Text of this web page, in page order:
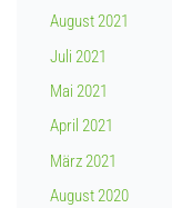
August 2021
Juli 2021
Mai 2021
April 2021
März 2021
August 2020